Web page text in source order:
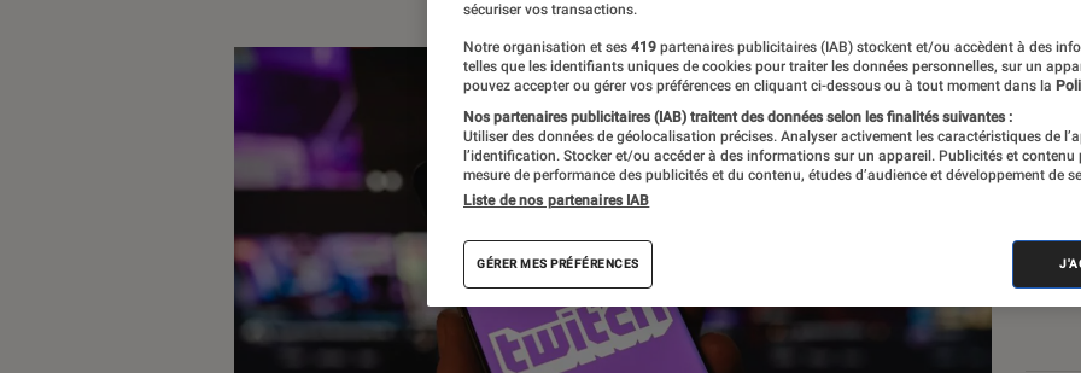
sécuriser vos transactions.
Notre organisation et ses 419 partenaires publicitaires (IAB) stockent et/ou accèdent à des
telles que les identifiants uniques de cookies pour traiter les données personnelles, sur un
pouvez accepter ou gérer vos préférences en cliquant ci-dessous ou à tout moment dans la
Nos partenaires publicitaires (IAB) traitent des données selon les finalités suivantes :
Utiliser des données de géolocalisation précises. Analyser activement les caractéristiques de
l’identification. Stocker et/ou accéder à des informations sur un appareil. Publicités et contenu
mesure de performance des publicités et du contenu, études d’audience et développement de
Liste de nos partenaires IAB
GÉRER MES PRÉFÉRENCES